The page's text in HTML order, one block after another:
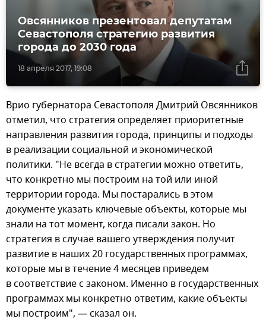
18 апреля 2017, 19:08
Овсянников презентовал депутатам
Севастополя стратегию развития
города до 2030 года
Врио губернатора Севастополя Дмитрий Овсянников
отметил, что стратегия определяет приоритетные
направления развития города, принципы и подходы
в реализации социальной и экономической
политики. "Не всегда в стратегии можно ответить,
что конкретно мы построим на той или иной
территории города. Мы постарались в этом
документе указать ключевые объекты, которые мы
знали на тот момент, когда писали закон. Но
стратегия в случае вашего утверждения получит
развитие в наших 20 государственных программах,
которые мы в течение 4 месяцев приведем
в соответствие с законом. Именно в государственных
программах мы конкретно ответим, какие объекты
мы построим", — сказал он.